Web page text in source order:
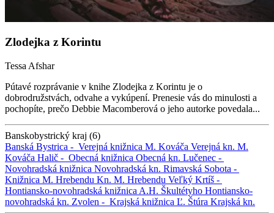
Zlodejka z Korintu
Tessa Afshar
Pútavé rozprávanie v knihe Zlodejka z Korintu je o
dobrodružstvách, odvahe a vykúpení. Prenesie vás do minulosti a
pochopíte, prečo Debbie Macomberová o jeho autorke povedala...
Banskobystrický kraj (6)
Banská Bystrica - Verejná knižnica M. Kováča Verejná kn. M.
Kováča Halič - Obecná knižnica Obecná kn. Lučenec -
Novohradská knižnica Novohradská kn. Rimavská Sobota -
Knižnica M. Hrebendu Kn. M. Hrebendu Veľký Krtíš -
Hontiansko-novohradská knižnica A.H. Škultétyho Hontiansko-
novohradská kn. Zvolen - Krajská knižnica Ľ. Štúra Krajská kn.